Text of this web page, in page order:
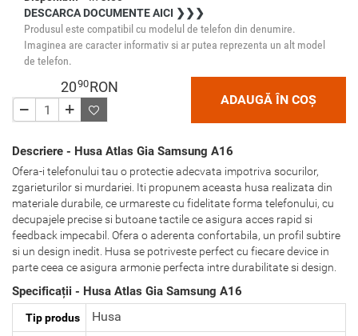
DESCARCA DOCUMENTE AICI ❯❯❯
Produsul este compatibil cu modelul de telefon din denumire.
Imaginea are caracter informativ si ar putea reprezenta un alt model
de telefon.
2090RON
ADAUGĂ ÎN COȘ
Descriere - Husa Atlas Gia Samsung A16
Ofera-i telefonului tau o protectie adecvata impotriva socurilor,
zgarieturilor si murdariei. Iti propunem aceasta husa realizata din
materiale durabile, ce urmareste cu fidelitate forma telefonului, cu
decupajele precise si butoane tactile ce asigura acces rapid si
feedback impecabil. Ofera o aderenta confortabila, un profil subtire
si un design inedit. Husa se potriveste perfect cu fiecare device in
parte ceea ce asigura armonie perfecta intre durabilitate si design.
Specificații - Husa Atlas Gia Samsung A16
Tip produs Husa